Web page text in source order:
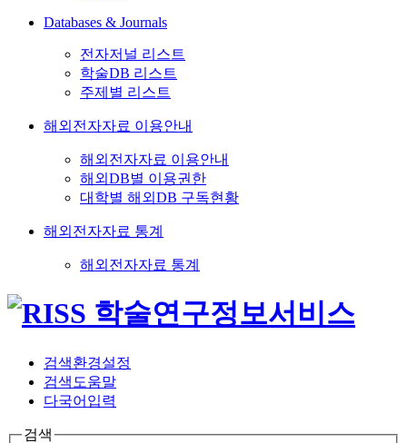
Databases & Journals
전자저널 리스트
학술DB 리스트
주제별 리스트
해외전자자료 이용안내
해외전자자료 이용안내
해외DB별 이용권한
대학별 해외DB 구독현황
해외전자자료 통계
해외전자자료 통계
검색환경설정
검색도움말
다국어입력
검색